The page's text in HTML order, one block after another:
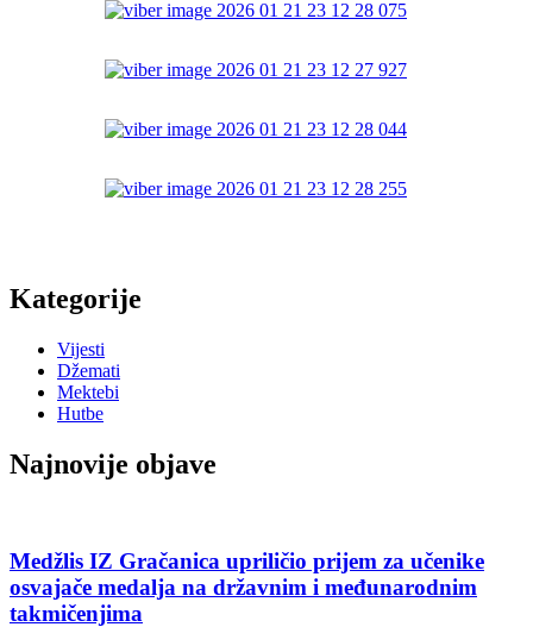
Kategorije
Vijesti
Džemati
Mektebi
Hutbe
Najnovije objave
Medžlis IZ Gračanica upriličio prijem za učenike
osvajače medalja na državnim i međunarodnim
takmičenjima